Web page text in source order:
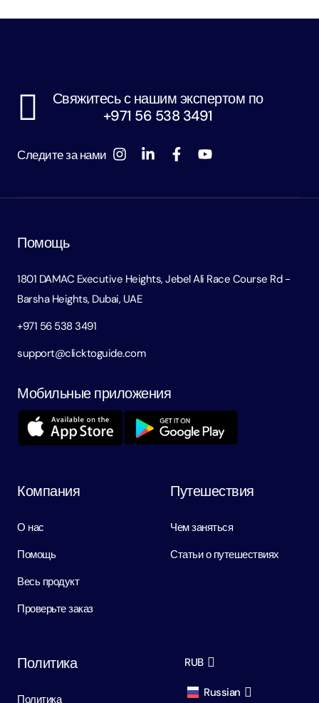
Свяжитесь с нашим экспертом по
+971 56 538 3491
Следите за нами
Помощь
1801 DAMAC Executive Heights, Jebel Ali Race Course Rd -
Barsha Heights, Dubai, UAE
+971 56 538 3491
support@clicktoguide.com
Мобильные приложения
Компания
О нас
Помощь
Весь продукт
Проверьте заказ
Путешествия
Чем заняться
Статьи о путешествиях
Политика
Политика
RUB
Russian